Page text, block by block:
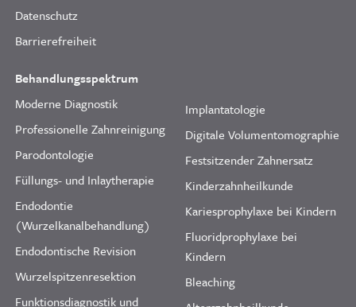
Datenschutz
Barrierefreiheit
Behandlungsspektrum
Moderne Diagnostik
Professionelle Zahnreinigung
Parodontologie
Füllungs- und Inlaytherapie
Endodontie
(Wurzelkanalbehandlung)
Endodontische Revision
Wurzelspitzenresektion
Funktionsdiagnostik und
Implantatologie
Digitale Volumentomographie
Festsitzender Zahnersatz
Kinderzahnheilkunde
Kariesprophylaxe bei Kindern
Fluoridprophylaxe bei
Kindern
Bleaching